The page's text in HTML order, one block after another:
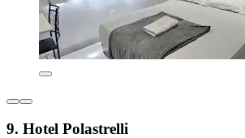
9. Hotel Polastrelli